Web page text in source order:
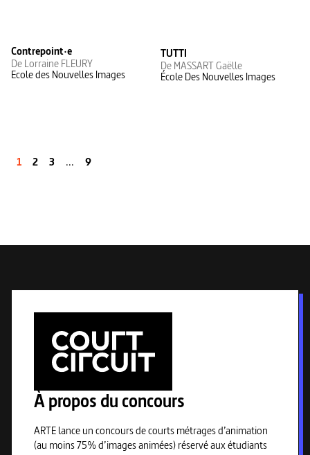
Contrepoint·e
De Lorraine FLEURY
Ecole des Nouvelles Images
TUTTI
De MASSART Gaëlle
École Des Nouvelles Images
1 2 3 ... 9
À propos du concours
ARTE lance un concours de courts métrages d’animation
(au moins 75% d’images animées) réservé aux étudiants